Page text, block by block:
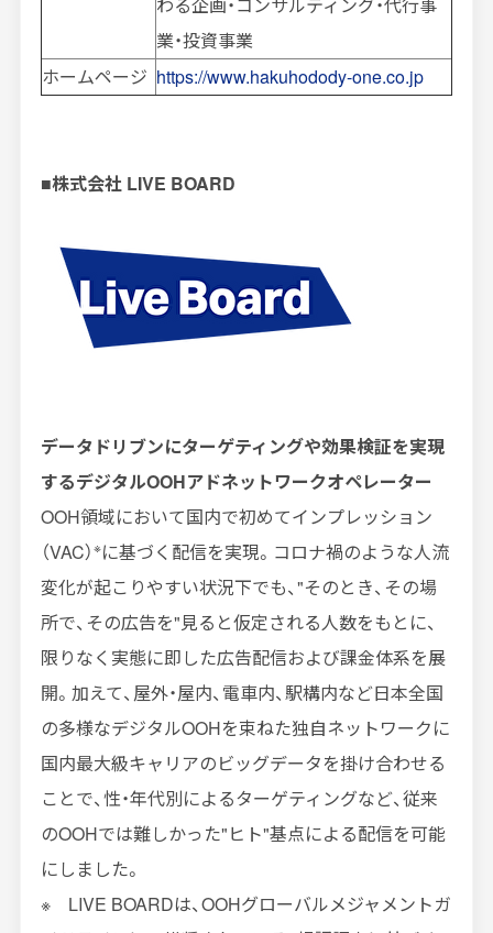
業・投資事業
ホームページ https://www.hakuhodody-one.co.jp
■株式会社 LIVE BOARD
データドリブンにターゲティングや効果検証を実現
するデジタルOOHアドネットワークオペレーター
OOH領域において国内で初めてインプレッション
（VAC）※に基づく配信を実現。コロナ禍のような人流
変化が起こりやすい状況下でも、"そのとき、その場
所で、その広告を"見ると仮定される人数をもとに、
限りなく実態に即した広告配信および課金体系を展
開。加えて、屋外・屋内、電車内、駅構内など日本全国
の多様なデジタルOOHを束ねた独自ネットワークに
国内最大級キャリアのビッグデータを掛け合わせる
ことで、性・年代別によるターゲティングなど、従来
のOOHでは難しかった"ヒト"基点による配信を可能
にしました。
※ LIVE BOARDは、OOHグローバルメジャメントガ